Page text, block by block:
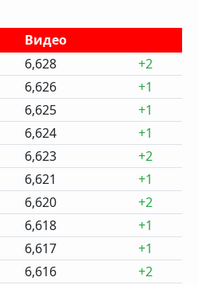
Видео
6,628
+2
6,626
+1
6,625
+1
6,624
+1
6,623
+2
6,621
+1
6,620
+2
6,618
+1
6,617
+1
6,616
+2